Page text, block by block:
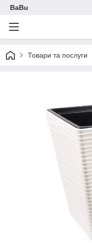
BaBu
Товари та послуги